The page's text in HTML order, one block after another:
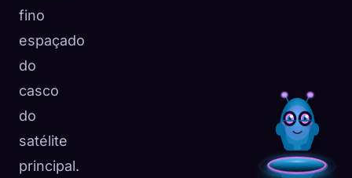
fino
espaçado
do
casco
do
satélite
principal.